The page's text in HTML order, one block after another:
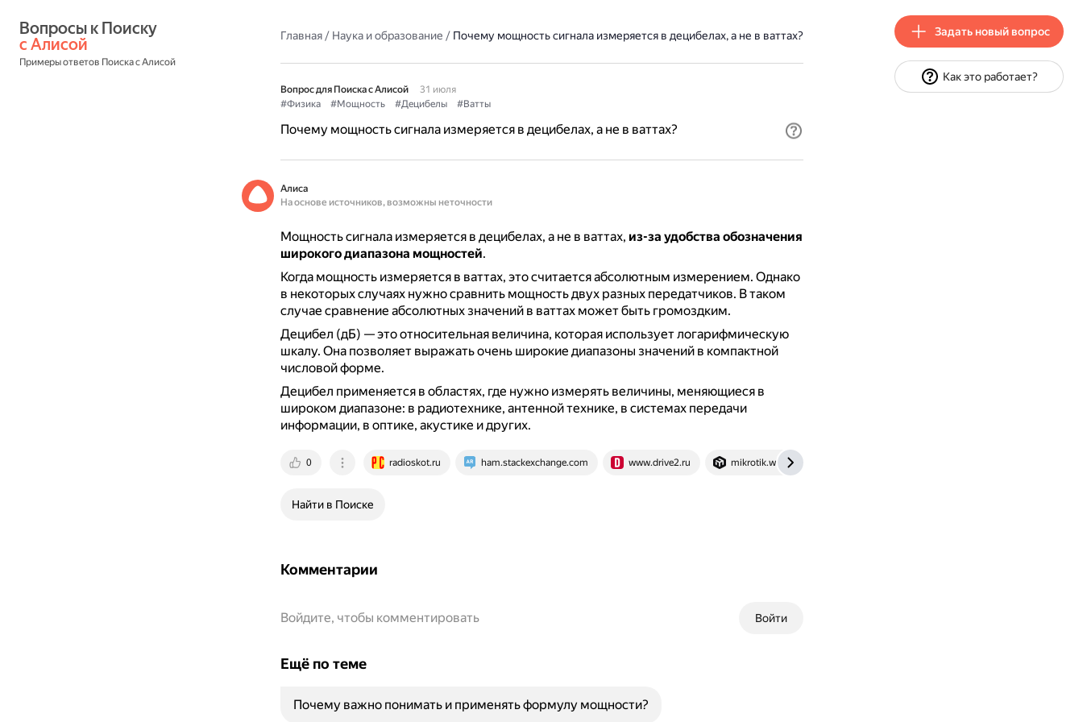
с Алисой
Примеры ответов Поиска с Алисой
Главная/ Наука и образование / Почему мощность сигнала измеряется в децибелах, а не в ваттах?
Вопрос для Поиска с Алисой
31 июля
#Физика
#Мощность #Децибелы #Ватты
Почему мощность сигнала измеряется в децибелах, а не в ваттах?
Алиса
На основе источников, возможны неточности
Мощность сигнала измеряется в децибелах, а не в ваттах, из-за удобства обозначения
широкого диапазона мощностей.
Когда мощность измеряется в ваттах, это считается абсолютным измерением. Однако
в некоторых случаях нужно сравнить мощность двух разных передатчиков. В таком
случае сравнение абсолютных значений в ваттах может быть громоздким.
Децибел (дБ) — это относительная величина, которая использует логарифмическую
шкалу. Она позволяет выражать очень широкие диапазоны значений в компактной
числовой форме.
Децибел применяется в областях, где нужно измерять величины, меняющиеся в
широком диапазоне: в радиотехнике, антенной технике, в системах передачи
информации, в оптике, акустике и других.
0 radioskot.ru ham.stackexchange.com www.drive2.ru mikrotik.wiki
Найти в Поиске
Комментарии
Войти
Войдите, чтобы комментировать
Ещё по теме
Почему важно понимать и применять формулу мощности?
Задать новый вопрос
Как это работает?